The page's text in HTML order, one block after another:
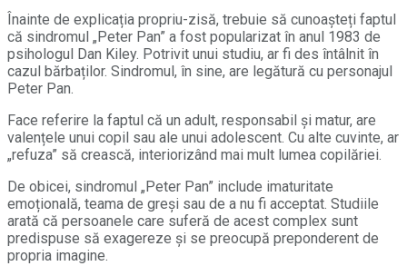
Înainte de explicația propriu-zisă, trebuie să cunoașteți faptul
că sindromul „Peter Pan” a fost popularizat în anul 1983 de
psihologul Dan Kiley. Potrivit unui studiu, ar fi des întâlnit în
cazul bărbaților. Sindromul, în sine, are legătură cu personajul
Peter Pan.
Face referire la faptul că un adult, responsabil și matur, are
valențele unui copil sau ale unui adolescent. Cu alte cuvinte, ar
„refuza” să crească, interiorizând mai mult lumea copilăriei.
De obicei, sindromul „Peter Pan” include imaturitate
emoțională, teama de greși sau de a nu fi acceptat. Studiile
arată că persoanele care suferă de acest complex sunt
predispuse să exagereze și se preocupă preponderent de
propria imagine.